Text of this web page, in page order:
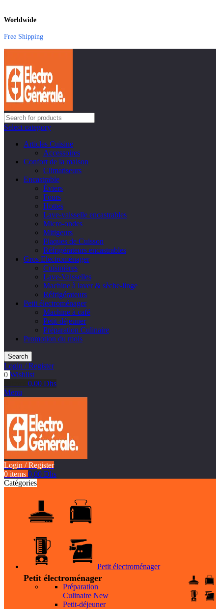
Worldwide
Free Shipping
Select category
Articles Cuisine
Accessoires
Confort de la maison
Climatiseurs
Encastrable
Éviers
Fours
Hottes
Lave-vaisselle encastrables
Micro-ondes
Mitigeurs
Plaques de Cuisson
Réfrigérateurs encastrables
Gros Electroménager
Cuisinières
Lave-Vaisselles
Machine à laver & sèche-linge
Réfrigérateurs
Petit électroménager
Machine à café
Petit-déjeuner
Préparation Culinaire
Promotion du mois
Search
Login / Register
0 Wishlist
0,00 Dhs
Menu
Login / Register
0 items 0,00 Dhs
Catégories
Petit électroménager
Petit électroménager
Préparation
Culinaire New
Petit-déjeuner